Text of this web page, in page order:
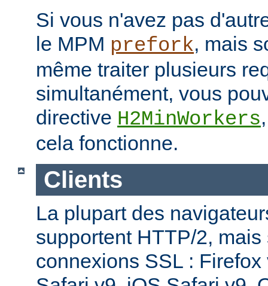
Si vous n'avez pas
le MPM prefork, mais
même traiter plusieurs
simultanément, vous
directive H2MinWorkers
cela fonctionne.
Clients
La plupart des
supportent HTTP/2,
connexions SSL :